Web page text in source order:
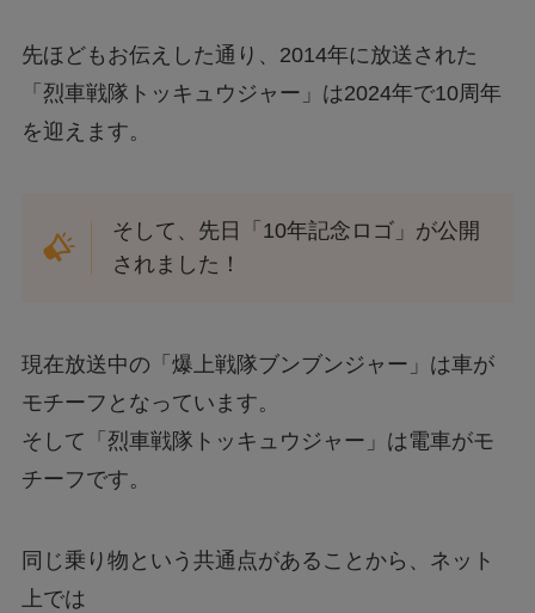
先ほどもお伝えした通り、2014年に放送された
「烈車戦隊トッキュウジャー」は2024年で10周年
を迎えます。
そして、先日「10年記念ロゴ」が公開
されました！
現在放送中の「爆上戦隊ブンブンジャー」は車が
モチーフとなっています。
そして「烈車戦隊トッキュウジャー」は電車がモ
チーフです。
同じ乗り物という共通点があることから、ネット
上では